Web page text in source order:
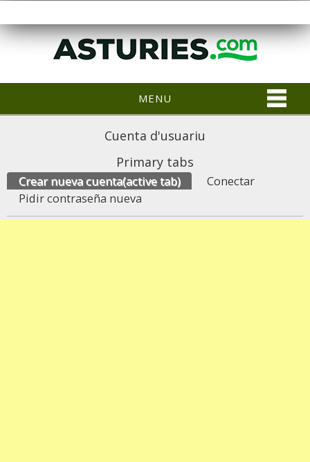
MENU
Cuenta d'usuariu
Primary tabs
Crear nueva cuenta(active tab)
Conectar
Pidir contraseña nueva